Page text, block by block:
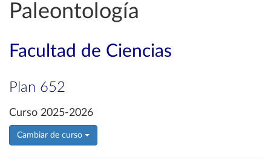
Paleontología
Facultad de Ciencias
Plan 652
Curso 2025-2026
Cambiar de curso